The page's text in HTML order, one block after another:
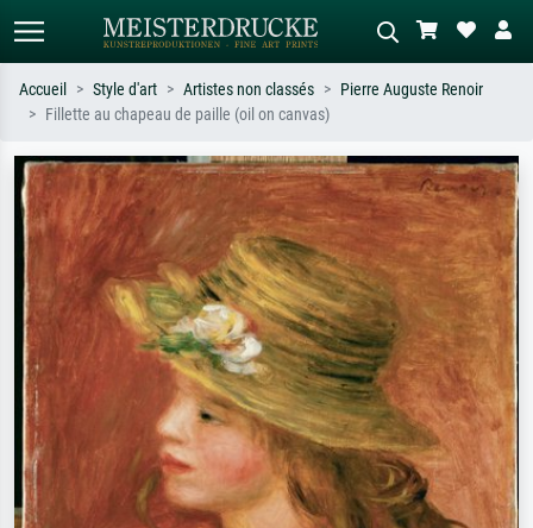
Recherchez par artiste, titre ou style –
ex. Monet, Nuit étoilée,
impressionnisme, vague de Hokusai,
Décrivez la scène – ex. prairie verte,
abstrait avec beaucoup de rouge,
tableau sombre, nu debout près d'un
arbre.
Accueil Style d'art Artistes non classés
Pierre Auguste Renoir
Fillette au chapeau de paille (oil on canvas)